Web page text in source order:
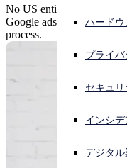
サイバー攻撃を受け
サインイン
Open search
日本語
ハード
プライバ
セキュ
インシ
デジタル
No US entity charges
Google ads were happy to
process.